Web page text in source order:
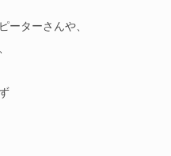
ーターさんや、